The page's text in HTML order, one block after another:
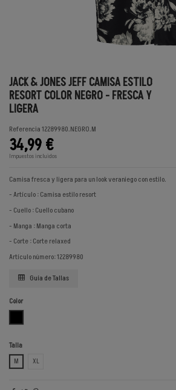
JACK & JONES JEFF CAMISA ESTILO
RESORT COLOR NEGRO - FRESCA Y
LIGERA
Referencia12289980.NEGRO.M
34,99 €
Impuestos incluidos
Camisa fresca y ligera para un look veraniego con estilo.
- Artículo : Camisa estilo resort
- Cuello : Cuello cubano
- Manga : Manga corta
- Corte : Corte relaxed
Artículo número: 12289980
Guía de Tallas
Color
Talla
M
XL